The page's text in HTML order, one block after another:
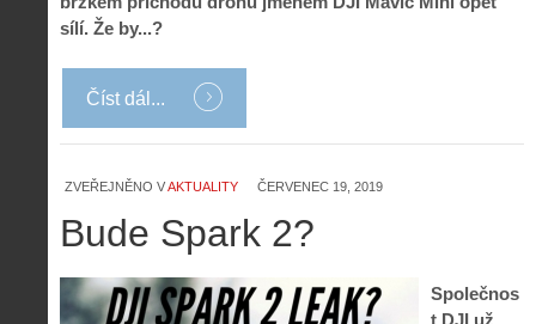
sílí. Že by...?
Číst dál...
ZVEŘEJNĚNO VAKTUALITY ČERVENEC 19, 2019
Bude Spark 2?
Společnos
t DJI už